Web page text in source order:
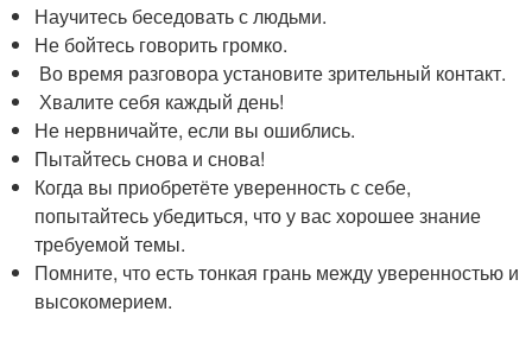
Научитесь беседовать с людьми.
Не бойтесь говорить громко.
Во время разговора установите зрительный контакт.
Хвалите себя каждый день!
Не нервничайте, если вы ошиблись.
Пытайтесь снова и снова!
Когда вы приобретёте уверенность с себе,
попытайтесь убедиться, что у вас хорошее знание
требуемой темы.
Помните, что есть тонкая грань между уверенностью и
высокомерием.